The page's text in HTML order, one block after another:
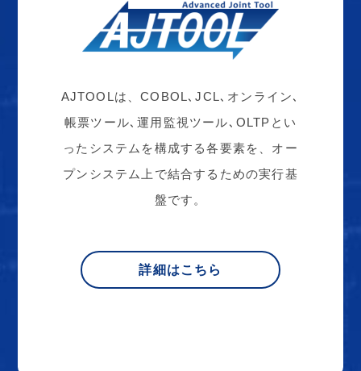
AJTOOLは、COBOL､JCL､オンライン､
帳票ツール､運用監視ツール､OLTPとい
ったシステムを構成する各要素を、オー
プンシステム上で結合するための実行基
盤です。
詳細はこちら